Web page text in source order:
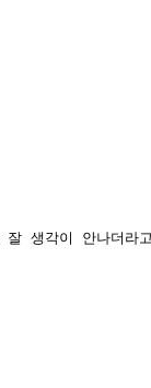
잘 생각이 안나더라